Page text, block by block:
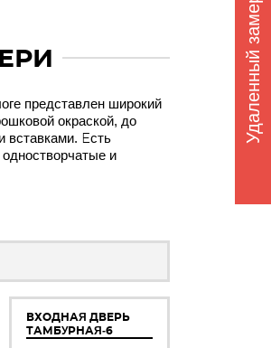
представлен широкий
окраской, до
вставками. Есть
и
ВХОДНАЯ ДВЕРЬ
ТАМБУРНАЯ-6
Удаленный замер